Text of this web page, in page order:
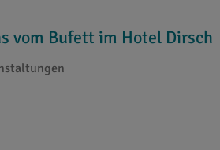
vom Bufett im Hotel Dirsch